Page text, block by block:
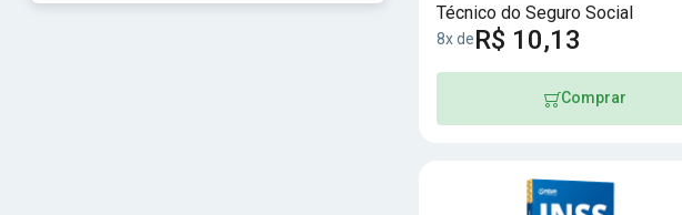
Técnico do Seguro Social
8x deR$ 10,13
Comprar